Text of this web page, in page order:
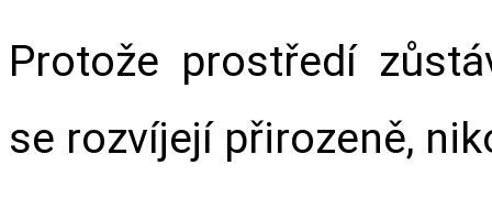
Protože prostředí
se rozvíjejí přirozeně,